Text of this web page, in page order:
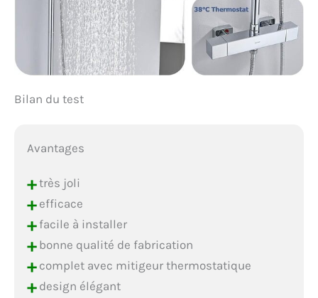
Bilan du test
Avantages
+très joli
+efficace
+facile à installer
+bonne qualité de fabrication
+complet avec mitigeur thermostatique
+design élégant